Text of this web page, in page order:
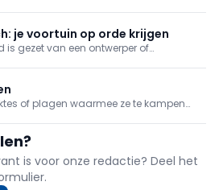
regenwater op te vangen.
je voortuin op orde krijgen
is gezet van een ontwerper of
gaat aan de slag met enkele kleine
of plagen waarmee ze te kampen
bomen zich maar pips voelen.
is voor onze redactie? Deel het